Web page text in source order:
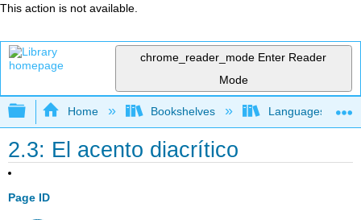
This action is not available.
chrome_reader_mode Enter Reader
Mode
Expand/collapse global hierarchy
Home Bookshelves Languages
2.3: El acento diacrítico
Page ID